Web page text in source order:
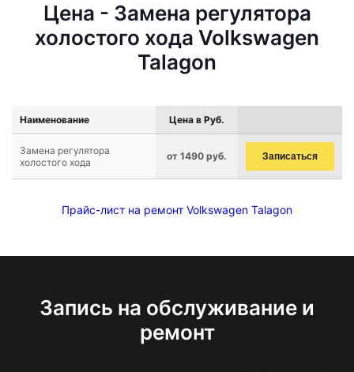
Цена - Замена регулятора
холостого хода Volkswagen
Talagon
Наименование Цена в Руб.
Замена регулятора
холостого хода
от 1490 руб. Записаться
Прайс-лист на ремонт Volkswagen Talagon
Запись на обслуживание и
ремонт